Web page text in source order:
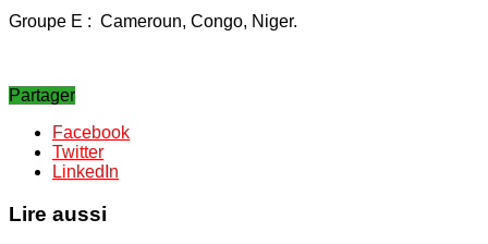
Groupe E : Cameroun, Congo, Niger.
Partager
Facebook
Twitter
LinkedIn
Lire aussi